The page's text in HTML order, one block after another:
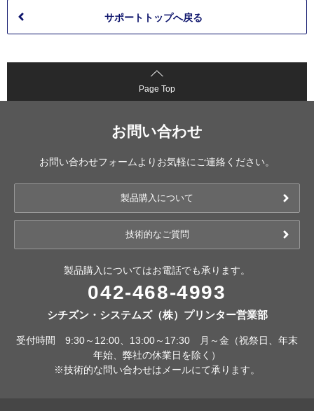
サポートトップへ戻る
Page Top
お問い合わせ
お問い合わせフォームよりお気軽にご連絡ください。
製品購入について
技術的なご質問
製品購入についてはお電話でも承ります。
042-468-4993
シチズン・システムズ（株）プリンター営業部
受付時間 9:30～12:00、13:00～17:30 月～金（祝祭日、年末
年始、弊社の休業日を除く）
※技術的な問い合わせはメールにて承ります。